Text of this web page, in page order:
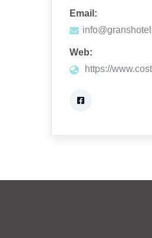
Email:
Web:
https://